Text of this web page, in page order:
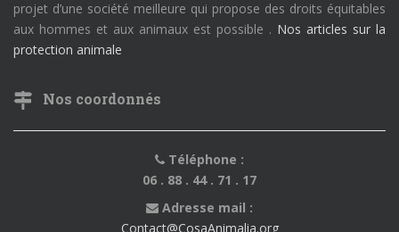
projet d’une société meilleure qui propose des droits équitables
aux hommes et aux animaux est possible . Nos articles sur la
protection animale
Nos coordonnés
Téléphone :
06 . 88 . 44 . 71 . 17
Adresse mail :
Contact@CosaAnimalia.org